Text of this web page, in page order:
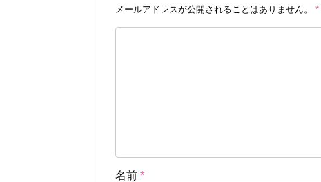
メールアドレスが公開されることはありません。 *
名前 *